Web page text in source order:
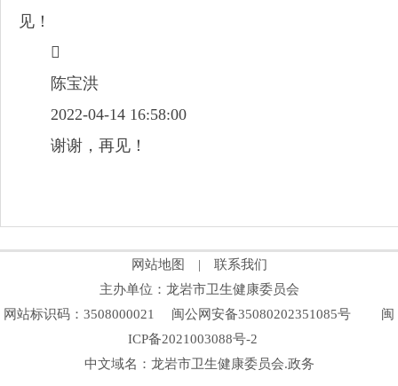
见！

陈宝洪
2022-04-14 16:58:00
谢谢，再见！
网站地图 |
联系我们
主办单位：龙岩市卫生健康委员会
网站标识码：3508000021
闽公网安备35080202351085号
闽
ICP备2021003088号-2
中文域名：龙岩市卫生健康委员会.政务